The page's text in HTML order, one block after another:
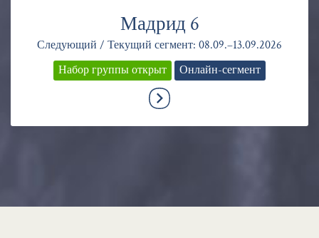
Мадрид 6
Следующий / Текущий сегмент: 08.09.–13.09.2026
Набор группы открыт
Онлайн-сегмент